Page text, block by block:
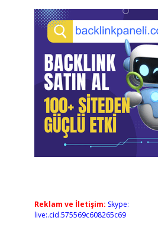
Reklam ve İletişim: Skype:
live:.cid.575569c608265c69